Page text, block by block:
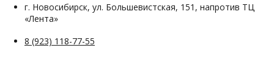
г. Новосибирск, ул. Большевистская, 151, напротив ТЦ
«Лента»
8 (923) 118-77-55